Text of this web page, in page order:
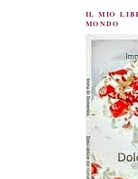
IL MIO
MONDO